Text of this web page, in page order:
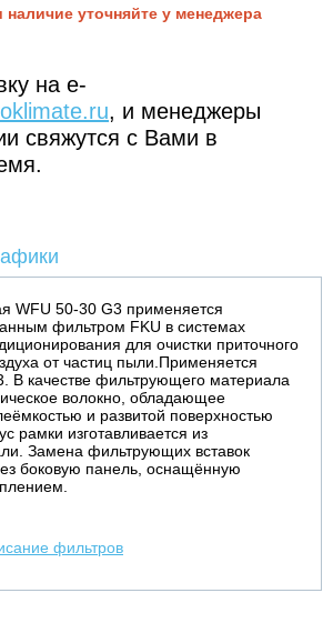
наличие уточняйте у менеджера
на e-
, и менеджеры
свяжутся с Вами в
WFU 50-30 G3 применяется
фильтром FKU в системах
для очистки приточного
от частиц пыли.Применяется
В качестве фильтрующего материала
волокно, обладающее
и развитой поверхностью
рамки изготавливается из
Замена фильтрующих вставок
боковую панель, оснащённую
фильтров